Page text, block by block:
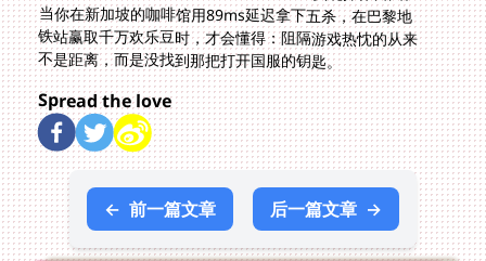
不是距离，而是没找到那把打开国服的钥匙。
Spread the love
← 前一篇文章 后一篇文章 →